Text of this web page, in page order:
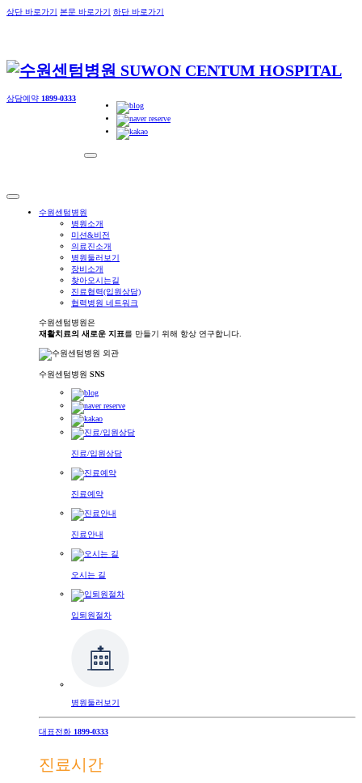
상단 바로가기 본문 바로가기 하단 바로가기
상담예약 1899-0333
수원센텀병원
병원소개
미션&비전
의료진소개
병원둘러보기
장비소개
찾아오시는길
진료협력(입원상담)
협력병원 네트워크
수원센텀병원은
재활치료의 새로운 지표를 만들기 위해 항상 연구합니다.
수원센텀병원 SNS
진료/입원상담
진료예약
진료안내
오시는 길
입퇴원절차
병원둘러보기
대표전화 1899-0333
진료시간